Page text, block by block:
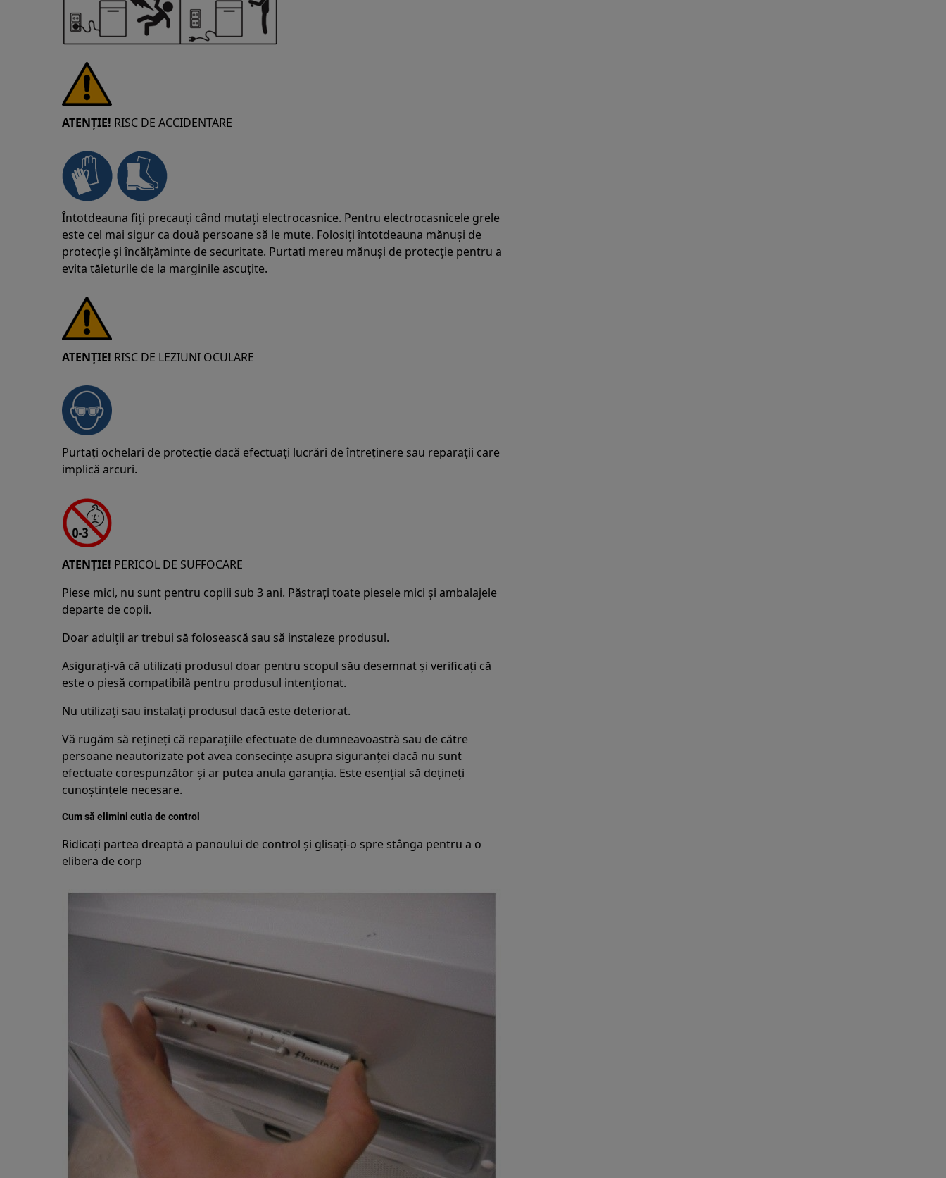
ATENȚIE! RISC DE ACCIDENTARE
Întotdeauna fiți precauți când mutați electrocasnice. Pentru electrocasnicele grele
este cel mai sigur ca două persoane să le mute. Folosiți întotdeauna mănuși de
protecție și încălțăminte de securitate. Purtati mereu mănuși de protecție pentru a
evita tăieturile de la marginile ascuțite.
ATENȚIE! RISC DE LEZIUNI OCULARE
Purtați ochelari de protecție dacă efectuați lucrări de întreținere sau reparații care
implică arcuri.
ATENȚIE! PERICOL DE SUFFOCARE
Piese mici, nu sunt pentru copiii sub 3 ani. Păstrați toate piesele mici și ambalajele
departe de copii.
Doar adulții ar trebui să folosească sau să instaleze produsul.
Asigurați-vă că utilizați produsul doar pentru scopul său desemnat și verificați că
este o piesă compatibilă pentru produsul intenționat.
Nu utilizați sau instalați produsul dacă este deteriorat.
Vă rugăm să rețineți că reparațiile efectuate de dumneavoastră sau de către
persoane neautorizate pot avea consecințe asupra siguranței dacă nu sunt
efectuate corespunzător și ar putea anula garanția. Este esențial să dețineți
cunoștințele necesare.
Cum să elimini cutia de control
Ridicați partea dreaptă a panoului de control și glisați-o spre stânga pentru a o
elibera de corp